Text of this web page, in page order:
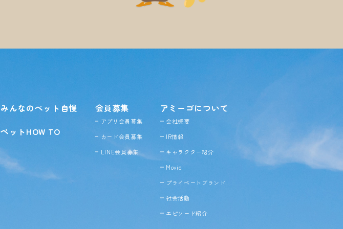
みんなのペット自慢
ペットHOW TO
会員募集
アプリ会員募集
カード会員募集
LINE会員募集
アミーゴについて
会社概要
IR情報
キャラクター紹介
Movie
プライベートブランド
社会活動
エピソード紹介